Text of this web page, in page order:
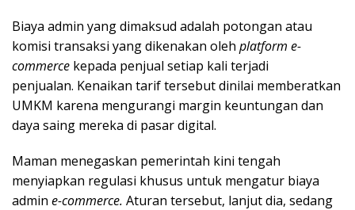
Biaya admin yang dimaksud adalah potongan atau
komisi transaksi yang dikenakan oleh platform e-
commerce kepada penjual setiap kali terjadi
penjualan. Kenaikan tarif tersebut dinilai memberatkan
UMKM karena mengurangi margin keuntungan dan
daya saing mereka di pasar digital.
Maman menegaskan pemerintah kini tengah
menyiapkan regulasi khusus untuk mengatur biaya
admin e-commerce. Aturan tersebut, lanjut dia, sedang